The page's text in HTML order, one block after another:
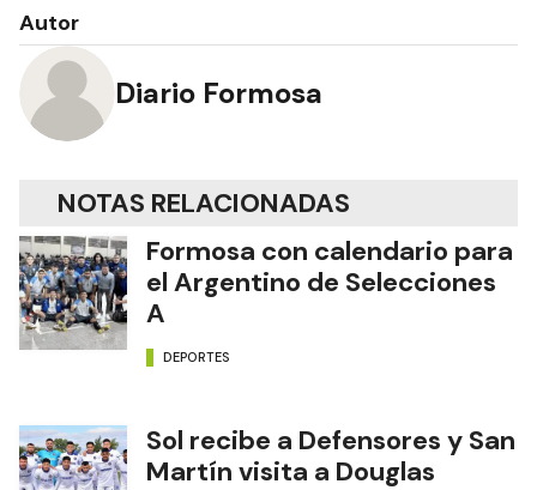
Autor
Diario Formosa
NOTAS RELACIONADAS
Formosa con calendario para
el Argentino de Selecciones
A
DEPORTES
Sol recibe a Defensores y San
Martín visita a Douglas